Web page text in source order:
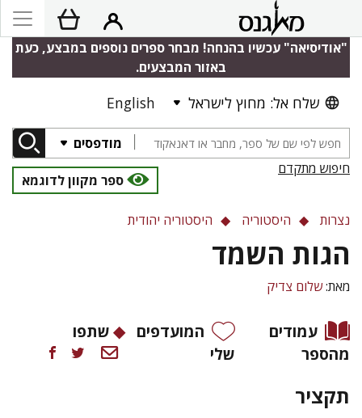
"אודיסיאה" עכשיו בהנחה! מבחר ספרים נוספים במבצע, כעת
באזור המבצעים.
שלח אל: מחוץ לישראל English
מודפסים
חיפוש מתקדם
ספר מקוון לדוגמא
נצרות היסטוריה היסטוריה יהודית
הגות השמד
מאת:שלום צדיק
עמודים
מהספר
המועדפים
שלי
שתפו
תקציר